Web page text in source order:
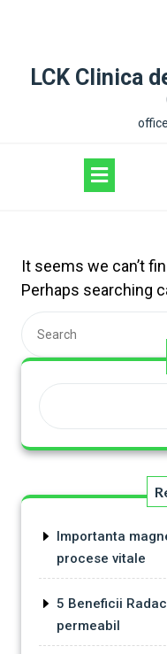
LCK Clinica
It seems we can’t
Perhaps searching
Importanta
procese vitale
5 Beneficii
permeabil